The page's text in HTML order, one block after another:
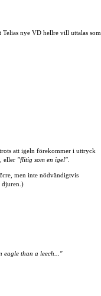
Telias nye VD hellre vill uttalas som
trots att igeln förekommer i uttryck
, eller "flitig som en igel"
men inte nödvändigtvis
djuren.)
eagle than a leech..."